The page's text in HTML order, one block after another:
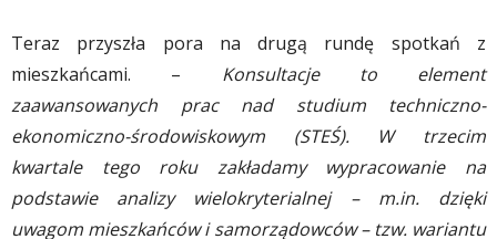
Teraz przyszła pora na drugą rundę spotkań z
mieszkańcami. – Konsultacje to element
zaawansowanych prac nad studium techniczno-
ekonomiczno-środowiskowym (STEŚ). W trzecim
kwartale tego roku zakładamy wypracowanie na
podstawie analizy wielokryterialnej – m.in. dzięki
uwagom mieszkańców i samorządowców – tzw. wariantu